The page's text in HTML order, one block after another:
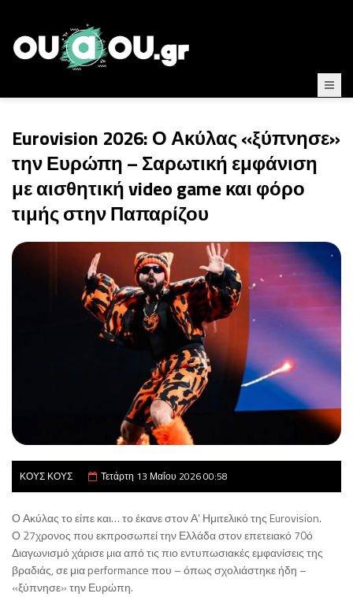
Eurovision 2026: Ο Ακύλας «ξύπνησε»
την Ευρώπη – Σαρωτική εμφάνιση
με αισθητική video game και φόρο
τιμής στην Παπαρίζου
ΚΟΥΣ ΚΟΥΣ Τετάρτη 13 Μαΐου 2026 00:58
Ο Ακύλας το είπε και… το έκανε στον Α’ Ημιτελικό της Eurovision.
Ο 27χρονος που εκπροσωπεί την Ελλάδα στον επετειακό 70ό
Διαγωνισμό χάρισε μια από τις πιο εντυπωσιακές εμφανίσεις της
βραδιάς, σε μια performance που – όπως σχολιάστηκε ήδη –
«ξύπνησε» την Ευρώπη.